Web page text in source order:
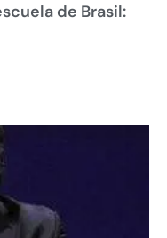
de Brasil: